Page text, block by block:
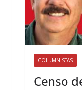
COLUMNISTAS
Censo